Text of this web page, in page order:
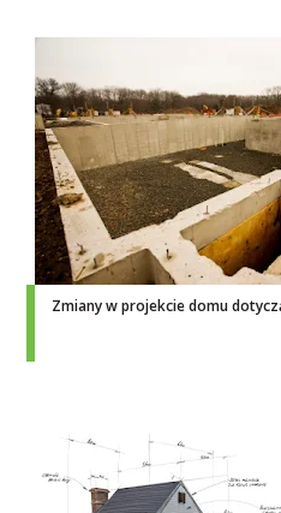
Zmiany w projekcie domu